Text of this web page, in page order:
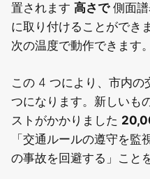
置されます 高さで側面譜
に取り付けることができ
次の温度で動作できます。
この 4 つにより、市内
つになります。新しいも
ストがかかりました
「交通ルールの遵守を
の事故を回避する」こと